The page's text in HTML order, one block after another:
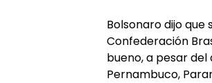
Bolsonaro dijo
Confederación
bueno, a pesar
Pernambuco,